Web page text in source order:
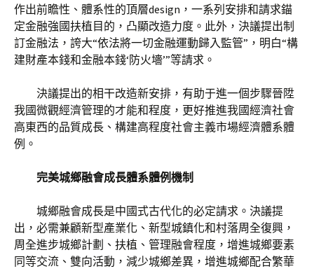
作出前瞻性、體系性的頂層design，一系列安排和請求錨
定金融強國扶植目的，凸顯改造力度。此外，決議提出制
訂金融法，誇大“依法將一切金融運動歸入監管”，明白“構
建財產本錢和金融本錢‘防火墻’”等請求。
決議提出的相干改造新安排，有助于進一個步驟晉陞
我國微觀經濟管理的才能和程度，更好推進我國經濟社會
高東西的品質成長、構建高程度社會主義市場經濟體系體
例。
完美城鄉融會成長體系體例機制
城鄉融會成長是中國式古代化的必定請求。決議提
出，必需兼顧新型產業化、新型城鎮化和村落周全復興，
周全進步城鄉計劃、扶植、管理融會程度，增進城鄉要素
同等交流、雙向活動，減少城鄉差異，增進城鄉配合繁華